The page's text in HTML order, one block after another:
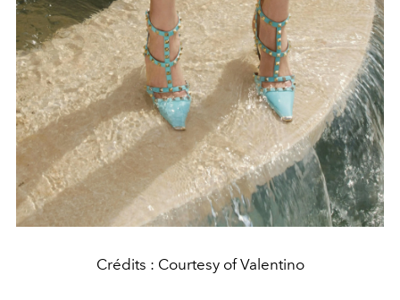
Crédits : Courtesy of Valentino